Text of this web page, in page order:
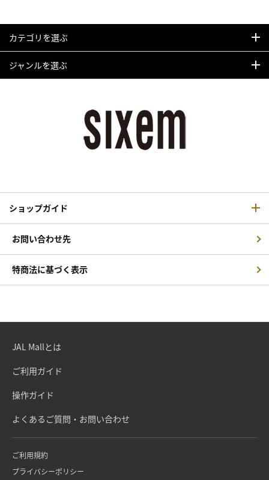
カテゴリを選ぶ
ジャンルを選ぶ
ショップガイド
お問い合わせ先
特商法に基づく表示
JAL Mallとは
ご利用ガイド
操作ガイド
よくあるご質問・お問い合わせ
ご利用規約
プライバシーポリシー